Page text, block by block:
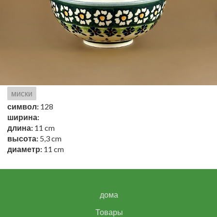
миски
символ: 128
ширина:
длина: 11 cm
высота: 5,3 cm
диаметр: 11 cm
дома
Товары